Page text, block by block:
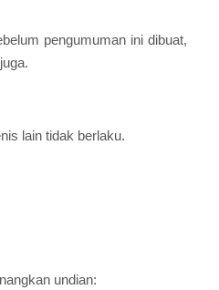
pengumuman ini dibuat,
lain tidak berlaku.
undian: